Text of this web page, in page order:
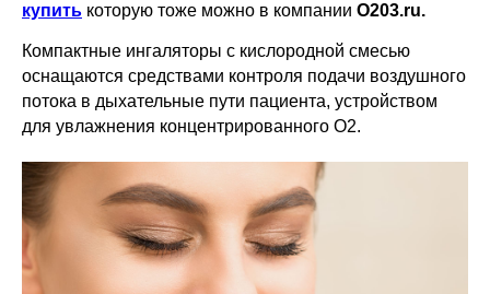
купить которую тоже можно в компании О203.ru.
Компактные ингаляторы с кислородной смесью
оснащаются средствами контроля подачи воздушного
потока в дыхательные пути пациента, устройством
для увлажнения концентрированного О2.